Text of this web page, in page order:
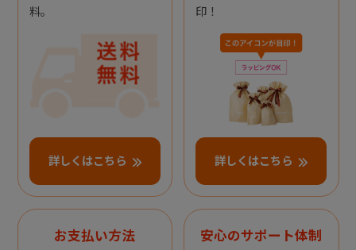
料。
詳しくはこちら
印！
詳しくはこちら
お支払い方法 安心のサポート体制